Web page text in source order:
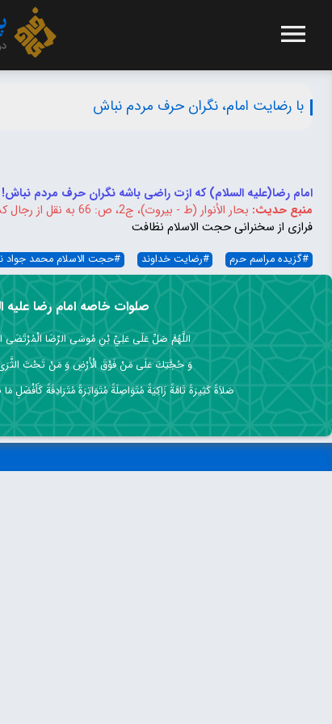
با رضایت امام، نگران حرف مردم نباش
امام رضا(علیه السلام) که ازت راضی باشه نگران حرف مردم نباش!
منبع حدیث: بحار الأنوار (ط - بيروت)، ج‏2، ص: 66 به نقل از رجال کشی
فرازی از سخنرانی حجت الاسلام نظافت
#گزیده مراسم حرم #رضایت خداوند #حجت الاسلام محمد جواد
صلوات خاصه امام رضا علیه
اللَّهُمَّ صَلِّ عَلَى عَلِيِّ بْنِ مُوسَى الرِّضَا الْمُرْتَضَى
وَ حُجَّتِكَ عَلَى مَنْ فَوْقَ الْأَرْضِ وَ مَنْ تَحْتَ
صَلاَةً كَثِيرَةً تَامَّةً زَاكِيَةً مُتَوَاصِلَةً مُتَوَاتِرَةً مُتَرَادِفَةً